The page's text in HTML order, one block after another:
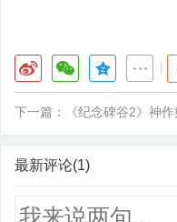
下一篇： 《纪念碑谷2》神
最新评论(1)